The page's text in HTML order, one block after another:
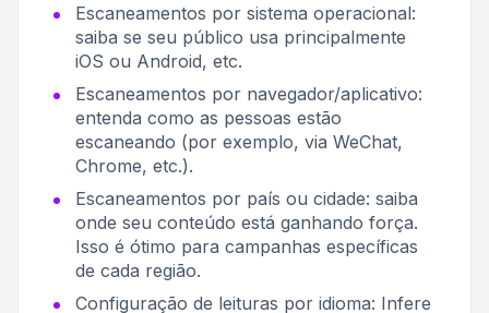
Escaneamentos por sistema operacional:
saiba se seu público usa principalmente
iOS ou Android, etc.
Escaneamentos por navegador/aplicativo:
entenda como as pessoas estão
escaneando (por exemplo, via WeChat,
Chrome, etc.).
Escaneamentos por país ou cidade: saiba
onde seu conteúdo está ganhando força.
Isso é ótimo para campanhas específicas
de cada região.
Configuração de leituras por idioma: Infere